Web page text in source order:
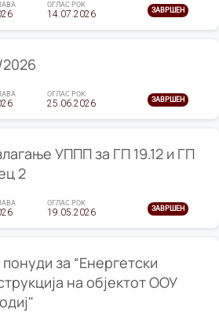
ОГЛАС РОК
14.07.2026 ЗАВРШЕН
ОГЛАС РОК
25.06.2026 ЗАВРШЕН
УППП за ГП 19.12 и ГП
2
ОГЛАС РОК
19.05.2026 ЗАВРШЕН
за “Енергетски
на објектот ООУ